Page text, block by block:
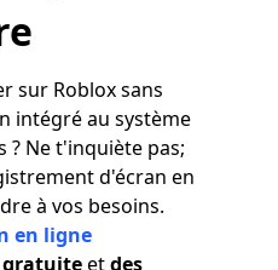
sur Roblox sans
intégré au système
? Ne t'inquiète pas;
d'écran en
à vos besoins.
en ligne
gratuiteetdes